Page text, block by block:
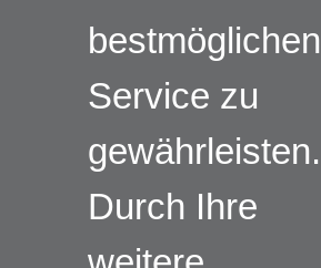
bestmöglichen
Service zu
gewährleisten.
Durch Ihre